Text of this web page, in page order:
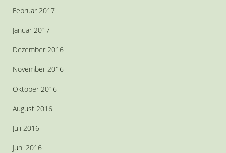
Februar 2017
Januar 2017
Dezember 2016
November 2016
Oktober 2016
August 2016
Juli 2016
Juni 2016